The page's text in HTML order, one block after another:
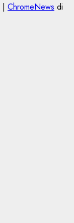
| ChromeNews di